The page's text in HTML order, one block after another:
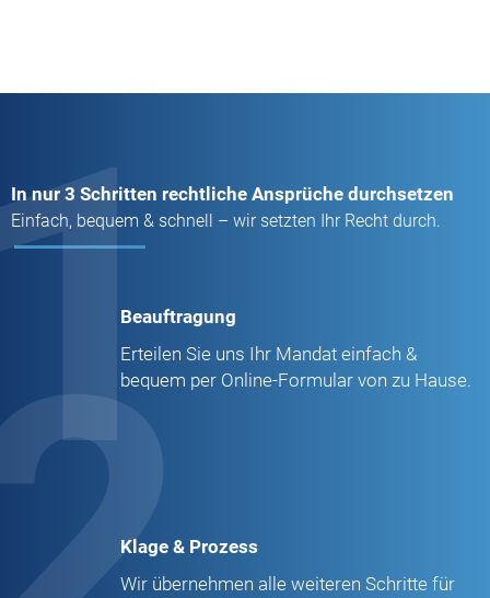
In nur 3 Schritten rechtliche Ansprüche durchsetzen
Einfach, bequem & schnell – wir setzten Ihr Recht durch.
Beauftragung
Erteilen Sie uns Ihr Mandat einfach &
bequem per Online-Formular von zu Hause.
Klage & Prozess
Wir übernehmen alle weiteren Schritte für